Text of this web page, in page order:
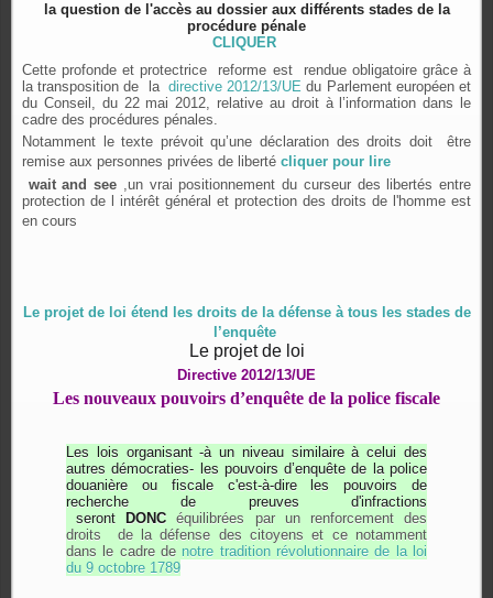
la question de l'accès au dossier aux différents stades de la
procédure pénale
CLIQUER
Cette profonde et protectrice reforme est rendue obligatoire grâce à
la transposition de ladirective 2012/13/UE du Parlement européen et
du Conseil, du 22 mai 2012, relative au droit à l’information dans le
cadre des procédures pénales.
Notamment le texte prévoit qu’une déclaration des droits doit être
remise aux personnes privées de liberté cliquer pour lire
wait and see ,un vrai positionnement du curseur des libertés entre
protection de l intérêt général et protection des droits de l'homme est
en cours
Le projet de loi étend les droits de la défense à tous les stades de
l’enquête
Le projet de loi
Directive 2012/13/UE
Les nouveaux pouvoirs d’enquête de la police fiscale
Les lois organisant -à un niveau similaire à celui des
autres démocraties- les pouvoirs d’enquête de la police
douanière ou fiscale c'est-à-dire les pouvoirs de
recherche de preuves d'infractions
seront
DONCéquilibrées par un renforcement des
droits de la défense des citoyens et ce notamment
dans le cadre de notre tradition révolutionnaire de la loi
du 9 octobre 1789